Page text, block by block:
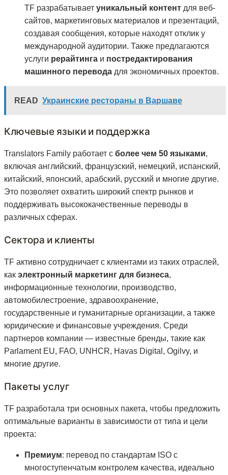
TF разрабатывает уникальный контент для веб-
сайтов, маркетинговых материалов и презентаций,
создавая сообщения, которые находят отклик у
международной аудитории. Также предлагаются
услуги рерайтинга и постредактирования
машинного перевода для экономичных проектов.
READ Украинские рестораны в Варшаве
Ключевые языки и поддержка
Translators Family работает с более чем 50 языками,
включая английский, французский, немецкий, испанский,
китайский, японский, арабский, русский и многие другие.
Это позволяет охватить широкий спектр рынков и
поддерживать высококачественные переводы в
различных сферах.
Сектора и клиенты
TF активно сотрудничает с клиентами из таких отраслей,
как электронный маркетинг для бизнеса,
информационные технологии, производство,
автомобилестроение, здравоохранение,
государственные и гуманитарные организации, а также
юридические и финансовые учреждения. Среди
партнеров компании — известные бренды, такие как
Parlament EU, FAO, UNHCR, Havas Digital, Ogilvy, и
многие другие.
Пакеты услуг
TF разработала три основных пакета, чтобы предложить
оптимальные варианты в зависимости от типа и цели
проекта:
Премиум: перевод по стандартам ISO с
многоступенчатым контролем качества, идеально